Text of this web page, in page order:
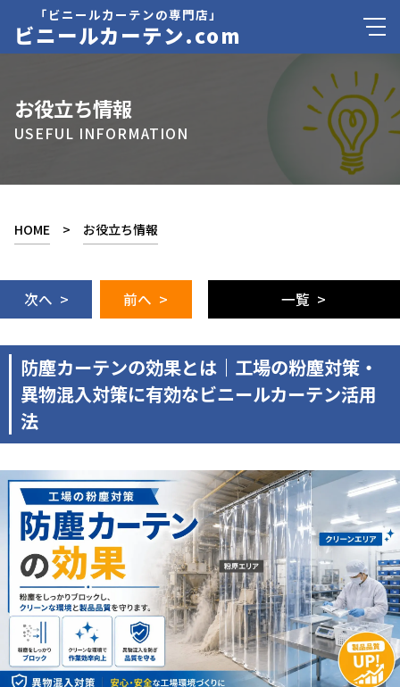
「ビニールカーテンの専門店」
ビニールカーテン.com
お役立ち情報
USEFUL INFORMATION
HOME > お役立ち情報
次へ > 前へ > 一覧 >
防塵カーテンの効果とは｜工場の粉塵対策・
異物混入対策に有効なビニールカーテン活用
法